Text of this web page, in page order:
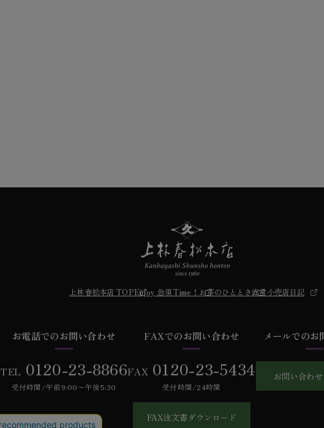
上林春松本店 TOPEnjoy 急須 Time！ お茶のひととき直営小売店日記
お電話でのお問い合わせ
TEL 0120-23-8866
受付時間/午前9:00〜午後5:30
FAXでのお問い合わせ
FAX 0120-23-5434
受付時間/24時間
FAX注文書ダウンロード
メールでのお
お問い合わ